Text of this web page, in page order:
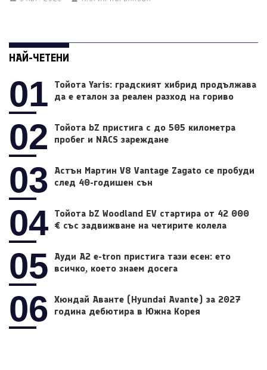
НАЙ-ЧЕТЕНИ
01
Тойота Yaris: градският хибрид продължава
да е еталон за реален разход на гориво
02
Тойота bZ пристига с до 505 километра
пробег и NACS зареждане
03
Астън Мартин V8 Vantage Zagato се пробуди
след 40-годишен сън
04 Тойота bZ Woodland EV стартира от 42 000
€ със задвижване на четирите колела
05
Ауди A2 e-tron пристига тази есен: ето
всичко, което знаем досега
06
Хюндай Аванте (Hyundai Avante) за 2027
година дебютира в Южна Корея